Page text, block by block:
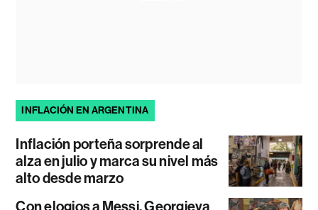
INFLACIÓN EN ARGENTINA
Inflación porteña sorprende al
alza en julio y marca su nivel más
alto desde marzo
Con elogios a Messi, Georgieva